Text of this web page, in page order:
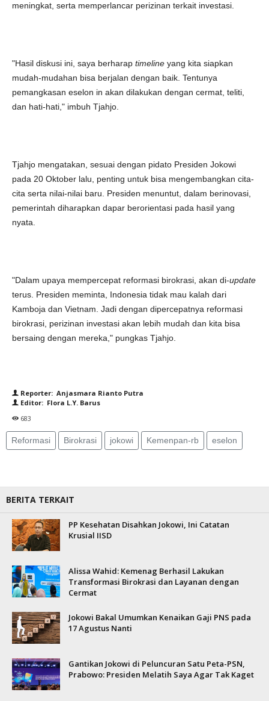
meningkat, serta memperlancar perizinan terkait investasi.
"Hasil diskusi ini, saya berharap timeline yang kita siapkan
mudah-mudahan bisa berjalan dengan baik. Tentunya
pemangkasan eselon in akan dilakukan dengan cermat, teliti,
dan hati-hati," imbuh Tjahjo.
Tjahjo mengatakan, sesuai dengan pidato Presiden Jokowi
pada 20 Oktober lalu, penting untuk bisa mengembangkan cita-
cita serta nilai-nilai baru. Presiden menuntut, dalam berinovasi,
pemerintah diharapkan dapar berorientasi pada hasil yang
nyata.
"Dalam upaya mempercepat reformasi birokrasi, akan di-update
terus. Presiden meminta, Indonesia tidak mau kalah dari
Kamboja dan Vietnam. Jadi dengan dipercepatnya reformasi
birokrasi, perizinan investasi akan lebih mudah dan kita bisa
bersaing dengan mereka," pungkas Tjahjo.
Reporter: Anjasmara Rianto Putra
Editor: Flora L.Y. Barus
683
Reformasi Birokrasi jokowi Kemenpan-rb eselon
BERITA TERKAIT
PP Kesehatan Disahkan Jokowi, Ini Catatan
Krusial IISD
Alissa Wahid: Kemenag Berhasil Lakukan
Transformasi Birokrasi dan Layanan dengan
Cermat
Jokowi Bakal Umumkan Kenaikan Gaji PNS pada
17 Agustus Nanti
Gantikan Jokowi di Peluncuran Satu Peta-PSN,
Prabowo: Presiden Melatih Saya Agar Tak Kaget